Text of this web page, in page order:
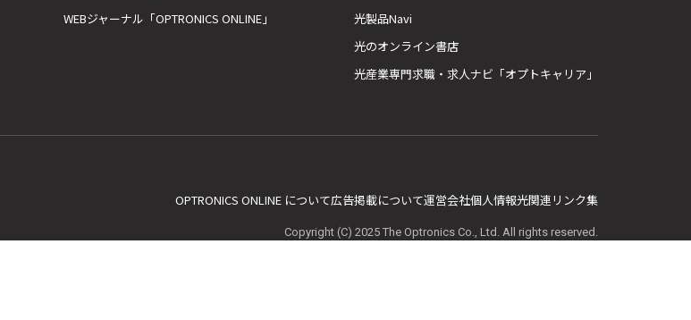
WEBジャーナル「OPTRONICS ONLINE」
光製品Navi
光のオンライン書店
光産業専門求職・求人ナビ「オプトキャリア」
OPTRONICS ONLINE について広告掲載について運営会社個人情報光関連リンク集
Copyright (C) 2025 The Optronics Co., Ltd. All rights reserved.